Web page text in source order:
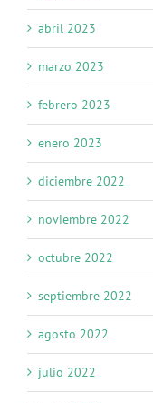
abril 2023
marzo 2023
febrero 2023
enero 2023
diciembre 2022
noviembre 2022
octubre 2022
septiembre 2022
agosto 2022
julio 2022